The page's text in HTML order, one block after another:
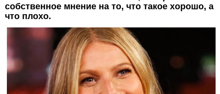
собственное мнение на то, что такое хорошо, а
что плохо.